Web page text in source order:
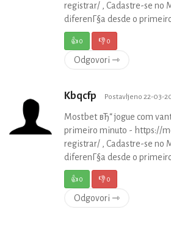
registrar/ , Cadastre-se no
diferenГ§a desde o
👍0 👎0
Odgovori ⇾
Kbqcfp Postavljeno 22-03-
Mostbet вЂ“ jogue com
primeiro minuto - https://
registrar/ , Cadastre-se no
diferenГ§a desde o
👍0 👎0
Odgovori ⇾